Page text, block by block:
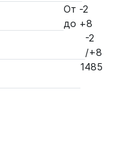
От -2
до +8
-2
/+8
1485